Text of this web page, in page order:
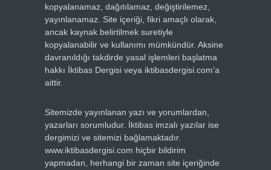
kopyalanamaz, dağıtılamaz, değiştirilemez,
yayınlanamaz. Site içeriği, fikri amaçlı olarak,
ancak kaynak belirtilmek suretiyle
kopyalanabilir ve kullanımı mümkündür. Aksine
davranıldığı takdirde yasal işlemleri başlatma
hakkı İktibas Dergisi veya iktibasdergisi.com’a
aittir.
Sitemizde yayınlanan yazı ve yorumlardan,
yazarları sorumludur. İktibas imzalı yazılar ise
dergimizi ve sitemizi bağlamaktadır.
www.iktibasdergisi.com hiçbir bildirim
yapmadan, herhangi bir zaman site içeriğinde